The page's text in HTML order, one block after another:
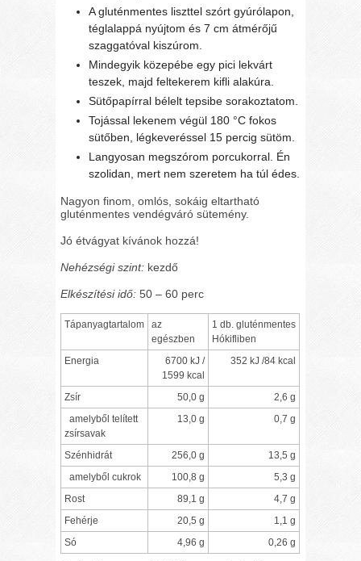
A gluténmentes liszttel szórt gyúrólapon,
téglalappá nyújtom és 7 cm átmérőjű
szaggatóval kiszúrom.
Mindegyik közepébe egy pici lekvárt
teszek, majd feltekerem kifli alakúra.
Sütőpapírral bélelt tepsibe sorakoztatom.
Tojással lekenem végül 180 °C fokos
sütőben, légkeveréssel 15 percig sütöm.
Langyosan megszórom porcukorral. Én
szolidan, mert nem szeretem ha túl édes.
Nagyon finom, omlós, sokáig eltartható
gluténmentes vendégváró sütemény.
Jó étvágyat kívánok hozzá!
Nehézségi szint: kezdő
Elkészítési idő: 50 – 60 perc
Tápanyagtartalom
az
egészben
1 db. gluténmentes
Hókifliben
Energia
6700 kJ /
1599 kcal
352 kJ /84 kcal
Zsír 50,0 g
2,6 g
amelyből telített
zsírsavak
13,0 g 0,7 g
Szénhidrát 256,0 g
13,5 g
amelyből cukrok
100,8 g
5,3 g
Rost
89,1 g
4,7 g
Fehérje
20,5 g
1,1 g
Só
4,96 g 0,26 g